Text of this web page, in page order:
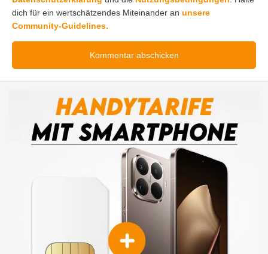
dich für ein wertschätzendes Miteinander an unsere
Community-Guidelines.